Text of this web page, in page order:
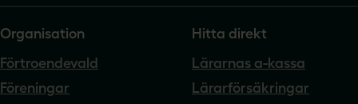
Organisation
Förtroendevald
Föreningar
Hitta direkt
Lärarnas a-kassa
Lärarförsäkringar